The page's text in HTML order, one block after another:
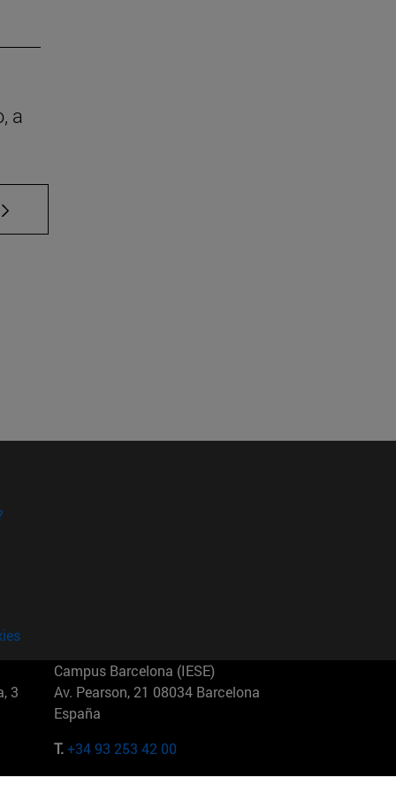
a
para desplazarse.
3
Campus Barcelona (IESE)
Av. Pearson, 21 08034 Barcelona
España
T.+34 93 253 42 00